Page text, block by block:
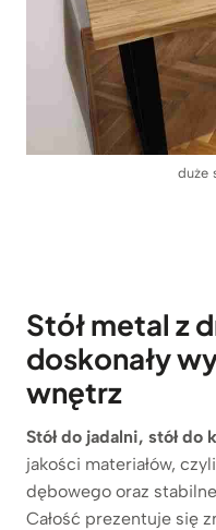
duże
Stół metal z
doskonały
wnętrz
Stół do jadalni, stół do
jakości materiałów,
dębowego oraz
Całość prezentuje się